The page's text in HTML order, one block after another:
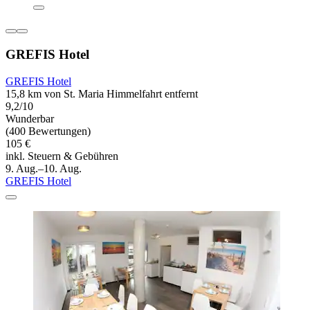
GREFIS Hotel
GREFIS Hotel
15,8 km von St. Maria Himmelfahrt entfernt
9,2/10
Wunderbar
(400 Bewertungen)
105 €
inkl. Steuern & Gebühren
9. Aug.–10. Aug.
GREFIS Hotel